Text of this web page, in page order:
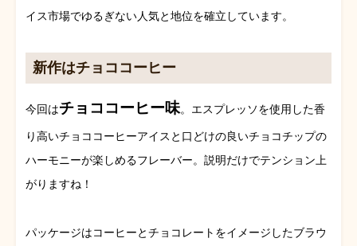
イス市場でゆるぎない人気と地位を確立しています。
新作はチョココーヒー
今回はチョココーヒー味。エスプレッソを使用した香
り高いチョココーヒーアイスと口どけの良いチョコチップの
ハーモニーが楽しめるフレーバー。説明だけでテンション上
がりますね！
パッケージはコーヒーとチョコレートをイメージしたブラウ